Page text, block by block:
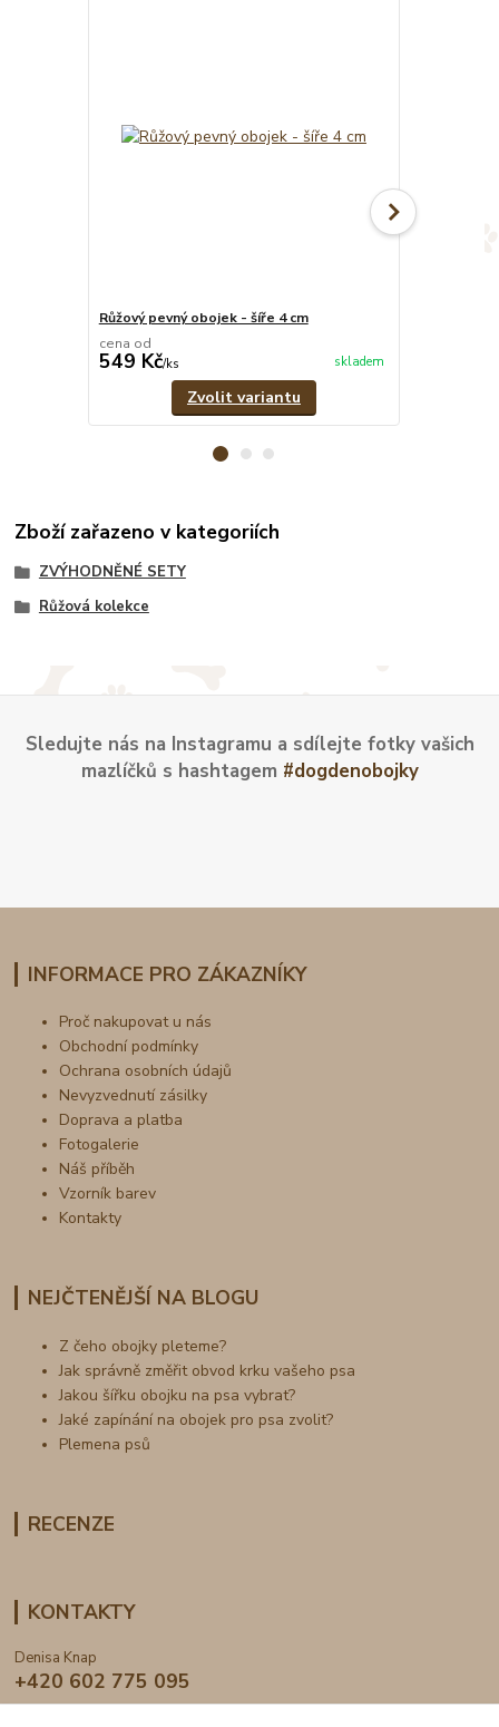
Růžový pevný obojek - šíře 4 cm
cena od
549 Kč/ks skladem
Zvolit variantu
Zboží zařazeno v kategoriích
ZVÝHODNĚNÉ SETY
Růžová kolekce
Sledujte nás na Instagramu a sdílejte fotky vašich
mazlíčků s hashtagem #dogdenobojky
INFORMACE PRO ZÁKAZNÍKY
Proč nakupovat u nás
Obchodní podmínky
Ochrana osobních údajů
Nevyzvednutí zásilky
Doprava a platba
Fotogalerie
Náš příběh
Vzorník barev
Kontakty
NEJČTENĚJŠÍ NA BLOGU
Z čeho obojky pleteme?
Jak správně změřit obvod krku vašeho psa
Jakou šířku obojku na psa vybrat?
Jaké zapínání na obojek pro psa zvolit?
Plemena psů
RECENZE
KONTAKTY
Denisa Knap
+420 602 775 095